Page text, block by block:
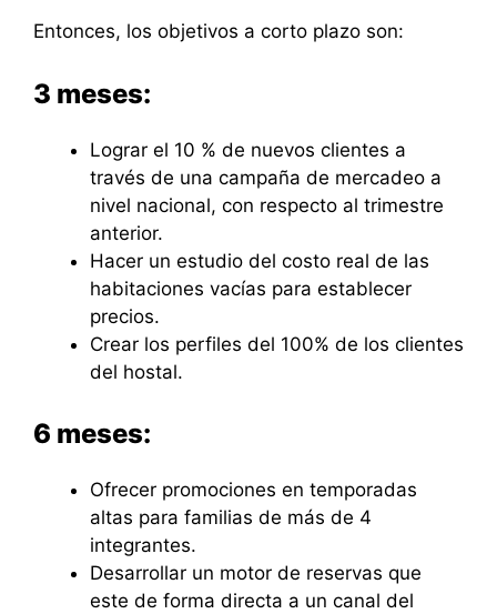
Entonces, los objetivos a corto plazo son:
3 meses:
Lograr el 10 % de nuevos clientes a
través de una campaña de mercadeo a
nivel nacional, con respecto al trimestre
anterior.
Hacer un estudio del costo real de las
habitaciones vacías para establecer
precios.
Crear los perfiles del 100% de los clientes
del hostal.
6 meses:
Ofrecer promociones en temporadas
altas para familias de más de 4
integrantes.
Desarrollar un motor de reservas que
este de forma directa a un canal del